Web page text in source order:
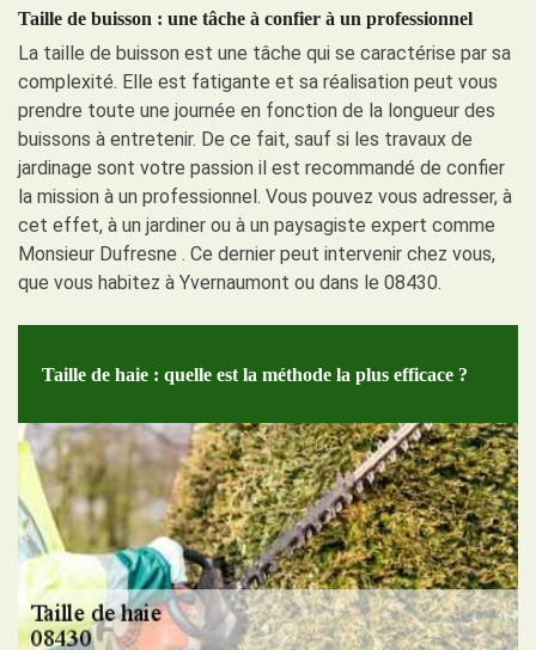
Taille de buisson : une tâche à confier à un professionnel
La taille de buisson est une tâche qui se caractérise par sa
complexité. Elle est fatigante et sa réalisation peut vous
prendre toute une journée en fonction de la longueur des
buissons à entretenir. De ce fait, sauf si les travaux de
jardinage sont votre passion il est recommandé de confier
la mission à un professionnel. Vous pouvez vous adresser, à
cet effet, à un jardiner ou à un paysagiste expert comme
Monsieur Dufresne . Ce dernier peut intervenir chez vous,
que vous habitez à Yvernaumont ou dans le 08430.
Taille de haie : quelle est la méthode la plus efficace ?